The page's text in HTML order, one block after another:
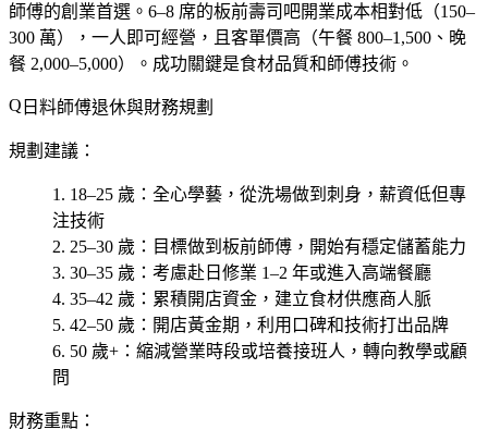
師傅的創業首選。6–8 席的板前壽司吧開業成本相對低（150–
300 萬），一人即可經營，且客單價高（午餐 800–1,500、晚
餐 2,000–5,000）。成功關鍵是食材品質和師傅技術。
日料師傅退休與財務規劃
規劃建議：
18–25 歲 ：全心學藝，從洗場做到刺身，薪資低但專
注技術
25–30 歲 ：目標做到板前師傅，開始有穩定儲蓄能力
30–35 歲 ：考慮赴日修業 1–2 年或進入高端餐廳
35–42 歲 ：累積開店資金，建立食材供應商人脈
42–50 歲 ：開店黃金期，利用口碑和技術打出品牌
50 歲+ ：縮減營業時段或培養接班人，轉向教學或顧
問
財務重點：